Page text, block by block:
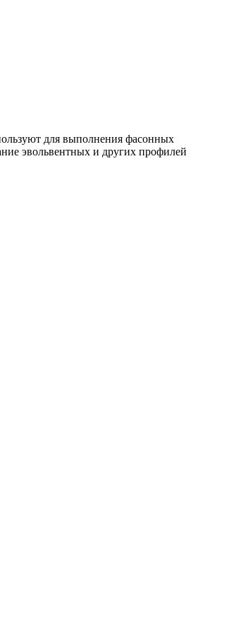
для выполнения фасонных
эвольвентных и других профилей